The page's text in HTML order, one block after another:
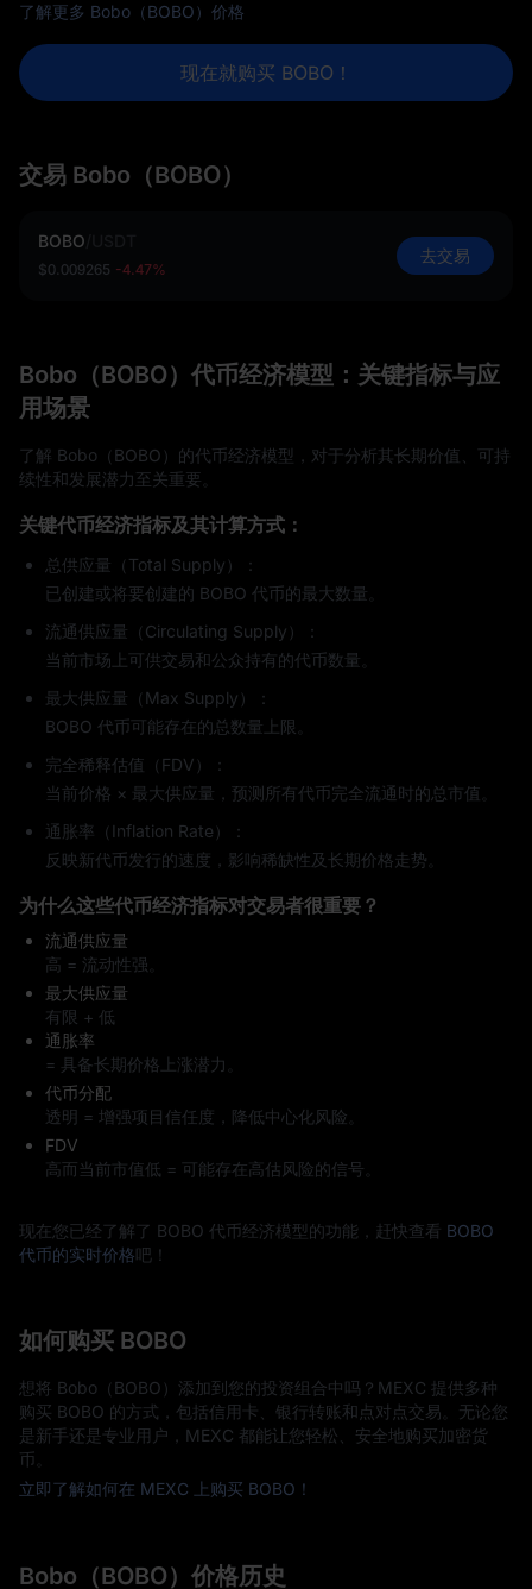
了解更多 Bobo（BOBO）价格
现在就购买 BOBO！
交易 Bobo（BOBO）
BOBO
$0.009265 -4.47%
去交易
Bobo（BOBO）代币经济模型：关键指标与应
用场景
了解 Bobo（BOBO）的代币经济模型，对于分析其长期价值、可持
续性和发展潜力至关重要。
关键代币经济指标及其计算方式：
总供应量（Total Supply）：
已创建或将要创建的 BOBO 代币的最大数量。
流通供应量（Circulating Supply）：
当前市场上可供交易和公众持有的代币数量。
最大供应量（Max Supply）：
BOBO 代币可能存在的总数量上限。
完全稀释估值（FDV）：
当前价格 × 最大供应量，预测所有代币完全流通时的总市值。
通胀率（Inflation Rate）：
反映新代币发行的速度，影响稀缺性及长期价格走势。
为什么这些代币经济指标对交易者很重要？
流通供应量
高 = 流动性强。
最大供应量
有限 + 低
通胀率
= 具备长期价格上涨潜力。
代币分配
透明 = 增强项目信任度，降低中心化风险。
FDV
高而当前市值低 = 可能存在高估风险的信号。
现在您已经了解了 BOBO 代币经济模型的功能，赶快查看 BOBO
代币的实时价格吧！
如何购买 BOBO
想将 Bobo（BOBO）添加到您的投资组合中吗？MEXC 提供多种
购买 BOBO 的方式，包括信用卡、银行转账和点对点交易。无论您
是新手还是专业用户，MEXC 都能让您轻松、安全地购买加密货
币。
立即了解如何在 MEXC 上购买 BOBO！
Bobo（BOBO）价格历史